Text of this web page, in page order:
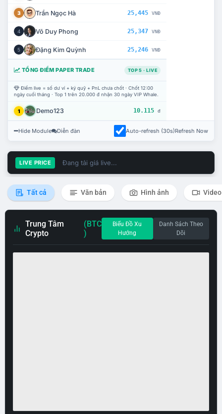
3 Trần Ngọc Hà 25,445 VNĐ
4 Võ Duy Phong 25,347 VNĐ
5 Đặng Kim Quỳnh 25,246 VNĐ
TỔNG ĐIỂM PAPER TRADE TOP 5 · LIVE
Điểm live = số dư ví + ký quỹ + PnL chưa chốt · Chốt 12:00
ngày cuối tháng · Top 1 trên 20.000 đ nhận 30 ngày VIP Whale.
1 Demo123 10.115 đ
Hide Module Diễn đàn Auto-refresh (30s)Refresh Now
LIVE PRICE Đang tải giá live...
Tất cả Văn bản Hình ảnh Video
Trung Tâm
Crypto
(BTC
)
Biểu Đồ Xu
Hướng
Danh Sách Theo
Dõi